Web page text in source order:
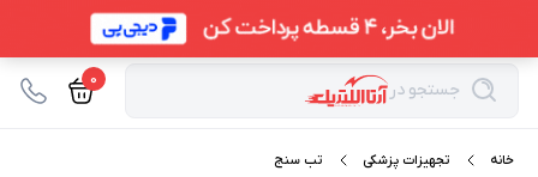
جستجو در 0
خانه تجهیزات پزشکی تب سنج